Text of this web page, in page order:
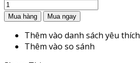
Thêm vào danh sách yêu thích
Thêm vào so sánh